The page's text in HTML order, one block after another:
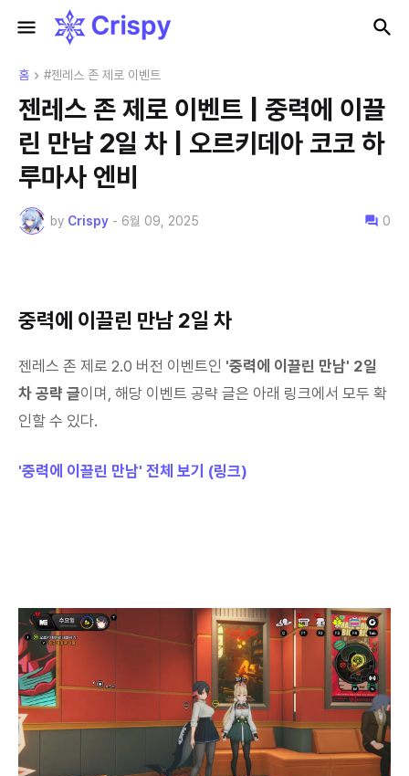
홈 #젠레스 존 제로 이벤트
젠레스 존 제로 이벤트 | 중력에 이끌
린 만남 2일 차 | 오르키데아 코코 하
루마사 엔비
by Crispy - 6월 09, 2025 0
중력에 이끌린 만남 2일 차
젠레스 존 제로 2.0 버전 이벤트인 '중력에 이끌린 만남' 2일
차 공략 글이며, 해당 이벤트 공략 글은 아래 링크에서 모두 확
인할 수 있다.
'중력에 이끌린 만남' 전체 보기 (링크)